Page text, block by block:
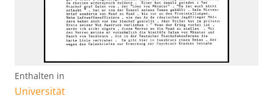
Enthalten in
Universität